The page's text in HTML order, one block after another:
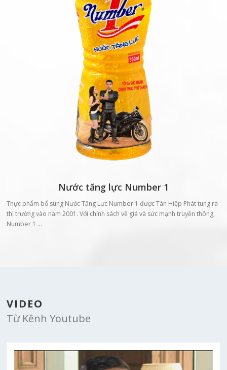
Nước tăng lực Number 1
Thực phẩm bổ sung Nước Tăng Lực Number 1 được Tân Hiệp Phát tung ra
thị trường vào năm 2001. Với chính sách về giá và sức mạnh truyền thông,
Number 1 …
VIDEO
Từ Kênh Youtube
CNBC thực hiện phóng sự đặc biệt về Tân Hiệp Phát